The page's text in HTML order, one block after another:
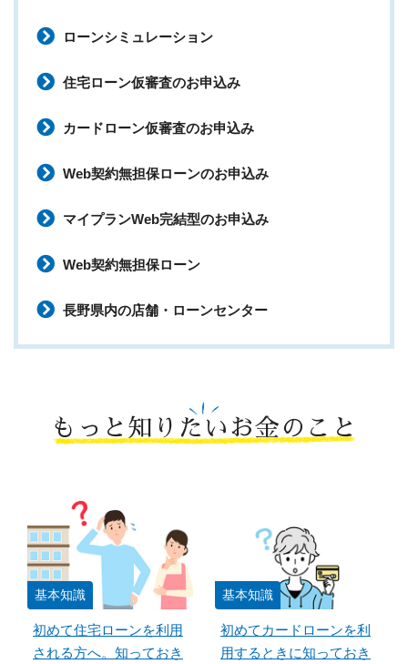
ローンシミュレーション
住宅ローン仮審査のお申込み
カードローン仮審査のお申込み
Web契約無担保ローンのお申込み
マイプランWeb完結型のお申込み
Web契約無担保ローン
長野県内の店舗・ローンセンター
もっと知りたいお金のこと
基本知識
初めて住宅ローンを利用
される方へ。知っておき
基本知識
初めてカードローンを利
用するときに知っておき